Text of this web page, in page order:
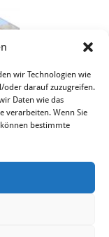
wir Technologien wie
oder darauf zuzugreifen.
Daten wie das
verarbeiten. Wenn Sie
bestimmte